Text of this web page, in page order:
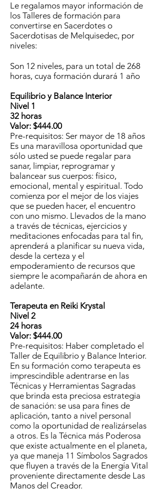
Le regalamos mayor información de
los Talleres de formación para
convertirse en Sacerdotes o
Sacerdotisas de Melquisedec, por
niveles:
Son 12 niveles, para un total de 268
horas, cuya formación durará 1 año
Equilibrio y Balance Interior
Nivel 1
32 horas
Valor: $444.00
Pre-requisitos: Ser mayor de 18 años
​​Es una maravillosa oportunidad que
sólo usted se puede regalar para
sanar, limpiar, reprogramar y
balancear sus cuerpos: físico,
emocional, mental y espiritual. Todo
comienza por el mejor de los viajes
que se pueden hacer, el encuentro
con uno mismo. Llevados de la mano
a través de técnicas, ejercicios y
meditaciones enfocadas para tal fin,
aprenderá a planificar su nueva vida,
desde la certeza y el
empoderamiento de recursos que
siempre le acompañarán de ahora en
adelante.
Terapeuta en Reiki Krystal
Nivel 2
24 horas
Valor: $444.00
Pre-requisitos: Haber completado el
Taller de Equilibrio y Balance Interior.
En su formación como terapeuta es
imprescindible adentrarse en las
Técnicas y Herramientas Sagradas
que brinda esta preciosa estrategia
de sanación: se usa para fines de
aplicación, tanto a nivel personal
como la oportunidad de realizárselas
a otros. Es la Técnica más Poderosa
que existe actualmente en el planeta,
ya que maneja 11 Símbolos Sagrados
que fluyen a través de la Energía Vital
proveniente directamente desde Las
Manos del Creador.